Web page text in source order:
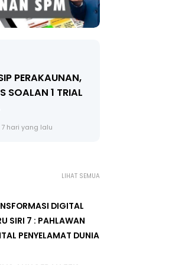
SIRI 7 : PAHLAWAN DIGITAL
PENYELAMAT DUNIA
LIHAT SEMUA
DIGITAL
SIRI 7 : PAHLAWAN
PENYELAMAT DUNIA